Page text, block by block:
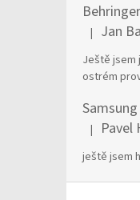
| Jan
Ještě jsem
ostrém
| Pavel
ještě jsem